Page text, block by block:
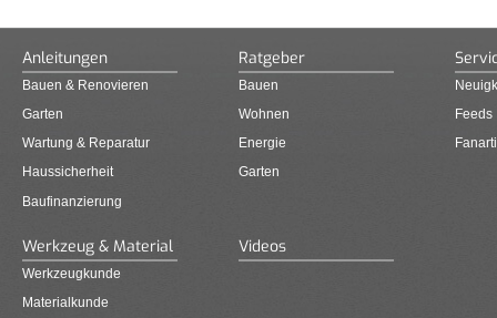
Anleitungen
Bauen & Renovieren
Garten
Wartung & Reparatur
Haussicherheit
Baufinanzierung
Ratgeber
Bauen
Wohnen
Energie
Garten
Feeds
Werkzeug & Material
Werkzeugkunde
Materialkunde
Videos